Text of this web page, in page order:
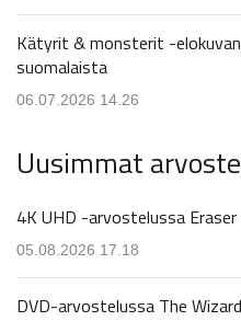
Kätyrit & monsterit -
suomalaista
06.07.2026 14.26
Uusimmat
4K UHD -arvostelussa
05.08.2026 17.18
DVD-arvostelussa The